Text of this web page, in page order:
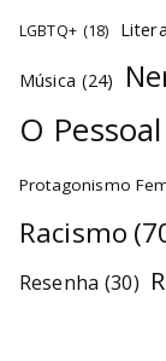
LGBTQ+ (18)
Música (24)
O
Protagonismo
Racismo
Resenha (30)